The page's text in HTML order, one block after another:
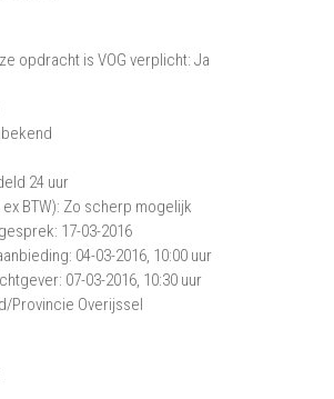
opdracht is VOG verplicht: Ja
24 uur
BTW): Zo scherp mogelijk
17-03-2016
04-03-2016, 10:00 uur
07-03-2016, 10:30 uur
Provincie Overijssel